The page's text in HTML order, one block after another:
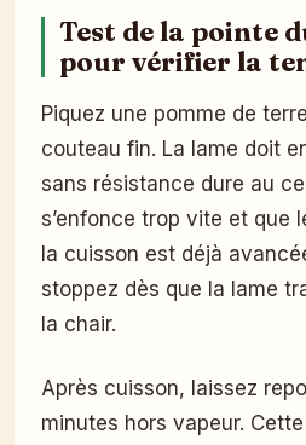
Test de la pointe
pour vérifier la
Piquez une pomme de
couteau fin. La lame doit
sans résistance dure au
s’enfonce trop vite et que
la cuisson est déjà
stoppez dès que la lame
la chair.
Après cuisson, laissez
minutes hors vapeur.